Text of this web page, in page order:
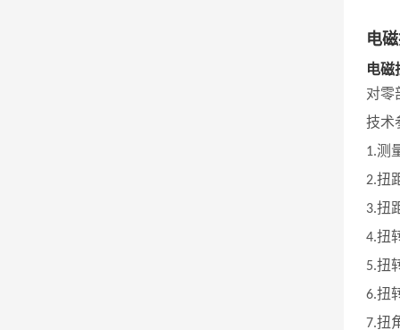
电
电磁
对零
技术
1.测
2.扭
3.扭
4.扭
5.扭
6.扭
7.扭